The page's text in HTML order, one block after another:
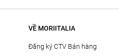
VỀ MORIITALIA
Đăng ký CTV Bán hàng